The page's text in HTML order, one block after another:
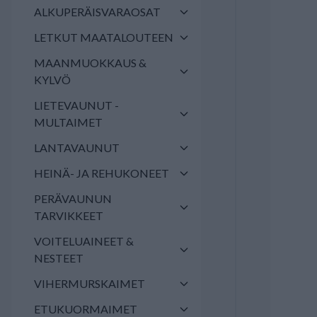
ALKUPERÄISVARAOSAT
LETKUT MAATALOUTEEN
MAANMUOKKAUS &
KYLVÖ
LIETEVAUNUT -
MULTAIMET
LANTAVAUNUT
HEINÄ- JA REHUKONEET
PERÄVAUNUN
TARVIKKEET
VOITELUAINEET &
NESTEET
VIHERMURSKAIMET
ETUKUORMAIMET